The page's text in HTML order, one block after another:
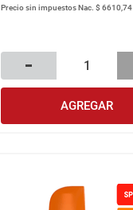
Precio sin impuestos Nac.$ 6610,74
AGREGAR